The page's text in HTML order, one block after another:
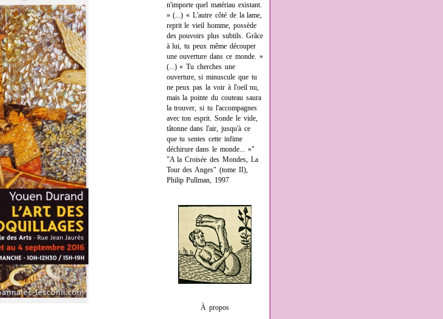
n'importe quel matériau existant.
» (...) « L'autre côté de la lame,
reprit le vieil homme, possède
des pouvoirs plus subtils. Grâce
à lui, tu peux même découper
une ouverture dans ce monde. »
(...) « Tu cherches une
ouverture, si minuscule que tu
ne peux pas la voir à l'oeil nu,
mais la pointe du couteau saura
la trouver, si tu l'accompagnes
avec ton esprit. Sonde le vide,
tâtonne dans l'air, jusqu'à ce
que tu sentes cette infime
déchirure dans le monde... »"
"A la Croisée des Mondes, La
Tour des Anges" (tome II),
Philip Pullman, 1997
À propos